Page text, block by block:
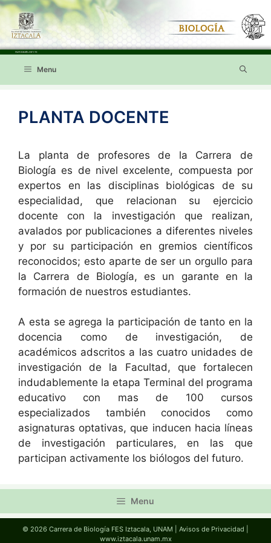
Saltar
contenido
Menu
PLANTA DOCENTE
La planta de profesores de la Carrera de
Biología es de nivel excelente, compuesta por
expertos en las disciplinas biológicas de su
especialidad, que relacionan su ejercicio
docente con la investigación que realizan,
avalados por publicaciones a diferentes niveles
y por su participación en gremios científicos
reconocidos; esto aparte de ser un orgullo para
la Carrera de Biología, es un garante en la
formación de nuestros estudiantes.
A esta se agrega la participación de tanto en la
docencia como de investigación, de
académicos adscritos a las cuatro unidades de
investigación de la Facultad, que fortalecen
indudablemente la etapa Terminal del programa
educativo con mas de 100 cursos
especializados también conocidos como
asignaturas optativas, que inducen hacia líneas
de investigación particulares, en las que
participan activamente los biólogos del futuro.
Menu
© 2026 Carrera de Biología FES Iztacala, UNAM | Avisos de Privacidad
www.iztacala.unam.mx